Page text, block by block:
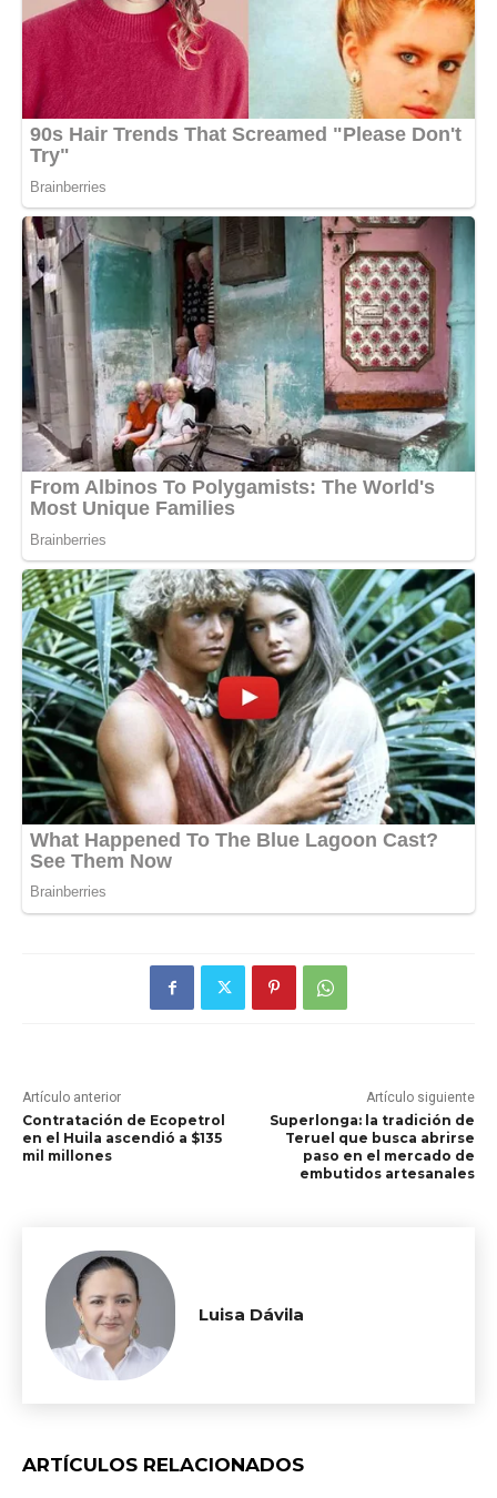
Artículo anterior
Contratación de Ecopetrol
en el Huila ascendió a $135
mil millones
Artículo siguiente
Superlonga: la tradición de
Teruel que busca abrirse
paso en el mercado de
embutidos artesanales
Luisa Dávila
ARTÍCULOS RELACIONADOS